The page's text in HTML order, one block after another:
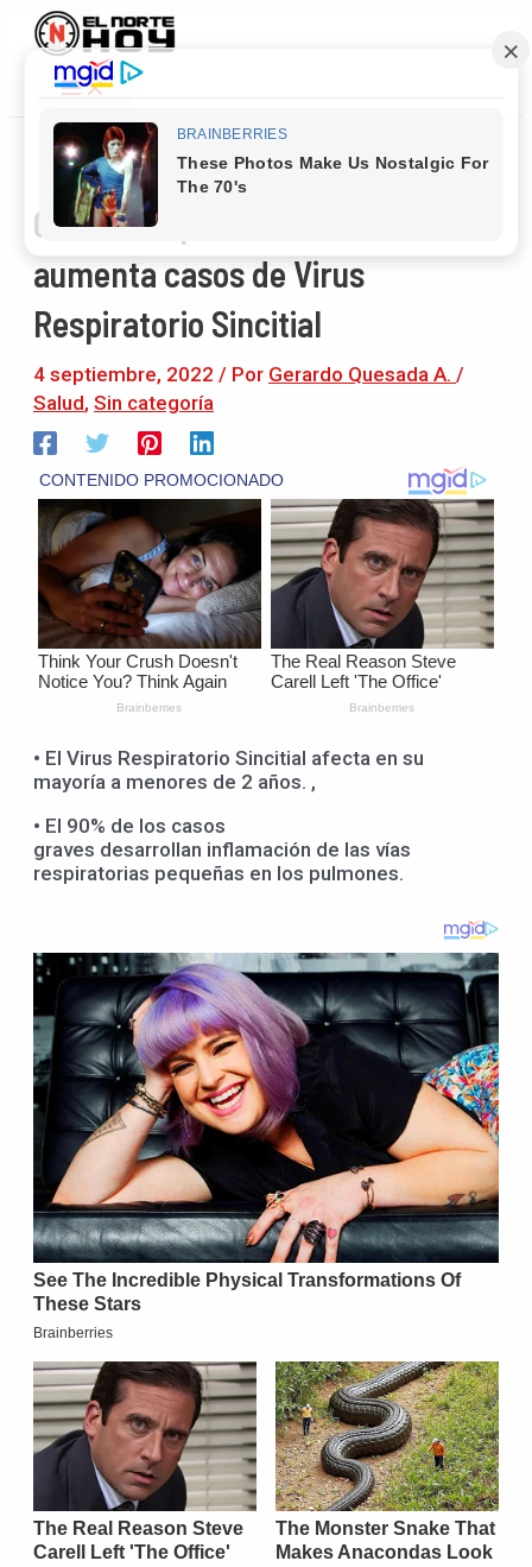
contenido
Main
Menu
Cuidado! Época de lluvia
aumenta casos de Virus
Respiratorio Sincitial
4 septiembre, 2022 / Por Gerardo Quesada A. /
Salud, Sin categoría
• El Virus Respiratorio Sincitial afecta en su
mayoría a menores de 2 años. ,
• El 90% de los casos
graves desarrollan inflamación de las vías
respiratorias pequeñas en los pulmones.
Navegación
entradas